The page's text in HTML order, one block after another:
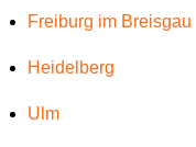
Freiburg im Breisgau
Heidelberg
Ulm